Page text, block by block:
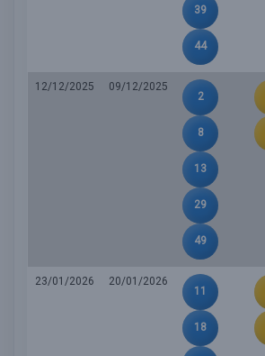
39
44
12/12/2025
09/12/2025
2
8
13
29
49
23/01/2026
20/01/2026
11
18